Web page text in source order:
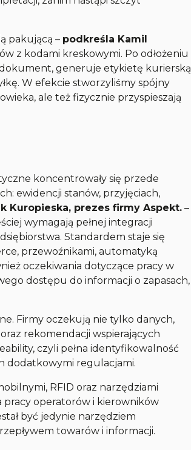
pakującą – podkreśla Kamil
z kodami kreskowymi. Po odłożeniu
generuje etykietę kurierską
W efekcie stworzyliśmy spójny
ale też fizycznie przyspieszają
koncentrowały się przede
ewidencji stanów, przyjęciach,
Kuropieska, prezes firmy Aspekt. –
wymagają pełnej integracji
Standardem staje się
przewoźnikami, automatyką
oczekiwania dotyczące pracy w
dostępu do informacji o zapasach,
Firmy oczekują nie tylko danych,
rekomendacji wspierających
czyli pełna identyfikowalność
dodatkowymi regulacjami.
RFID oraz narzędziami
operatorów i kierowników
być jedynie narzędziem
towarów i informacji.